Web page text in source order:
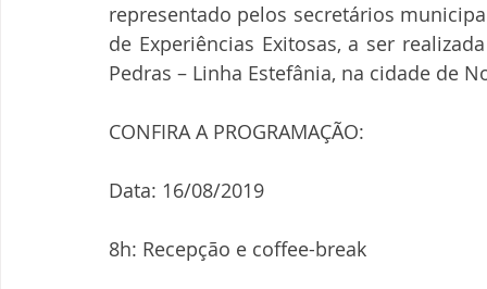
representado pelos secretários
de Experiências Exitosas, a ser
Pedras – Linha Estefânia, na cidade de
CONFIRA A PROGRAMAÇÃO:
Data: 16/08/2019
8h: Recepção e coffee-break